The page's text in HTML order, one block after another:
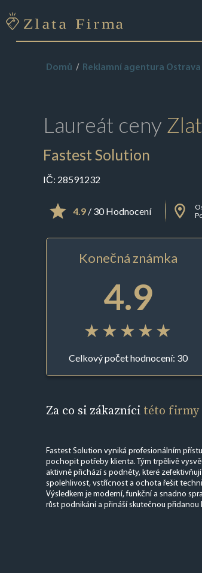
Domů Reklamní agentura Ostrava
Laureát ceny
Fastest Solution
IČ: 28591232
4.9/ 30 Hodnocení
Konečná známka
4.9
Celkový počet hodnocení: 30
Za co si zákazníci této firmy
Fastest Solution vyniká profesionálním
pochopit potřeby klienta. Tým trpělivě
aktivně přichází s podněty, které
spolehlivost, vstřícnost a ochota řešit
Výsledkem je moderní, funkční a snadno
růst podnikání a přináší skutečnou přidanou